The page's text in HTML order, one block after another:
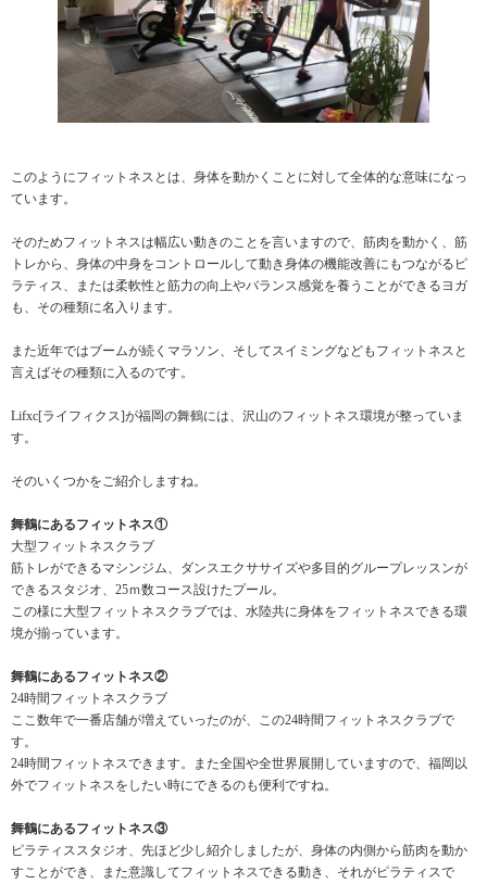
このようにフィットネスとは、身体を動かくことに対して全体的な意味になっ
ています。
そのためフィットネスは幅広い動きのことを言いますので、筋肉を動かく、筋
トレから、身体の中身をコントロールして動き身体の機能改善にもつながるピ
ラティス、または柔軟性と筋力の向上やバランス感覚を養うことができるヨガ
も、その種類に名入ります。
また近年ではブームが続くマラソン、そしてスイミングなどもフィットネスと
言えばその種類に入るのです。
Lifxc[ライフィクス]が福岡の舞鶴には、沢山のフィットネス環境が整っていま
す。
そのいくつかをご紹介しますね。
舞鶴にあるフィットネス①
大型フィットネスクラブ
筋トレができるマシンジム、ダンスエクササイズや多目的グループレッスンが
できるスタジオ、25ｍ数コース設けたプール。
この様に大型フィットネスクラブでは、水陸共に身体をフィットネスできる環
境が揃っています。
舞鶴にあるフィットネス②
24時間フィットネスクラブ
ここ数年で一番店舗が増えていったのが、この24時間フィットネスクラブで
す。
24時間フィットネスできます。また全国や全世界展開していますので、福岡以
外でフィットネスをしたい時にできるのも便利ですね。
舞鶴にあるフィットネス③
ピラティススタジオ、先ほど少し紹介しましたが、身体の内側から筋肉を動か
すことができ、また意識してフィットネスできる動き、それがピラティスで